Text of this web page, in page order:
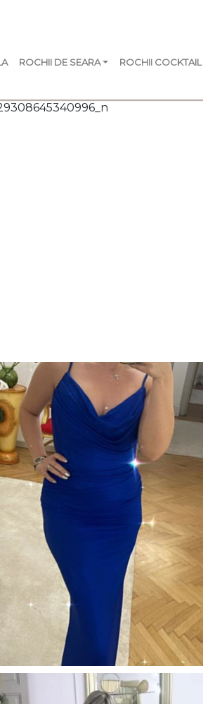
ROCHII DE SEARA ROCHII COCKTAIL